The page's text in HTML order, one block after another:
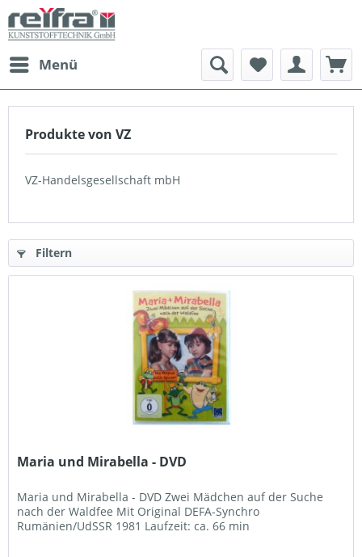
Menü
Produkte von VZ
VZ-Handelsgesellschaft mbH
Filtern
Maria und Mirabella - DVD
Maria und Mirabella - DVD Zwei Mädchen auf der Suche
nach der Waldfee Mit Original DEFA-Synchro
Rumänien/UdSSR 1981 Laufzeit: ca. 66 min